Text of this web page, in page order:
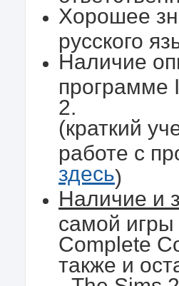
Хорошее
русского
Наличие
программе
2.
(краткий
работе с
здесь)
Наличие и
самой
Complete
также и